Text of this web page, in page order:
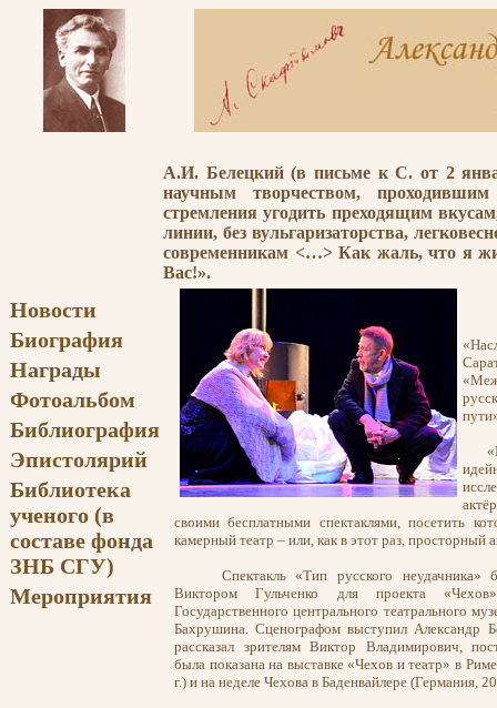
А.И. Белецкий (в письме к С. от 2
научным творчеством,
стремления угодить преходящим
линии, без вульгаризаторства,
современникам <…> Как жаль, что я
Вас!».
Новости
Биография
Награды
Фотоальбом
Библиография
Эпистолярий
Библиотека
ученого (в
составе фонда
ЗНБ СГУ)
Мероприятия
своими бесплатными спектаклями, посетить
камерный театр – или, как в этот раз, просторный
Спектакль «Тип русского неудачника»
Виктором Гульченко для проекта
Государственного центрального театрального
Бахрушина. Сценографом выступил Александр
рассказал зрителям Виктор Владимирович,
была показана на выставке «Чехов и театр» в
г.) и на неделе Чехова в Баденвайлере (Германия,